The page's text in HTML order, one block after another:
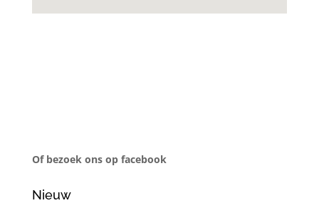
Of bezoek ons op facebook
Nieuw